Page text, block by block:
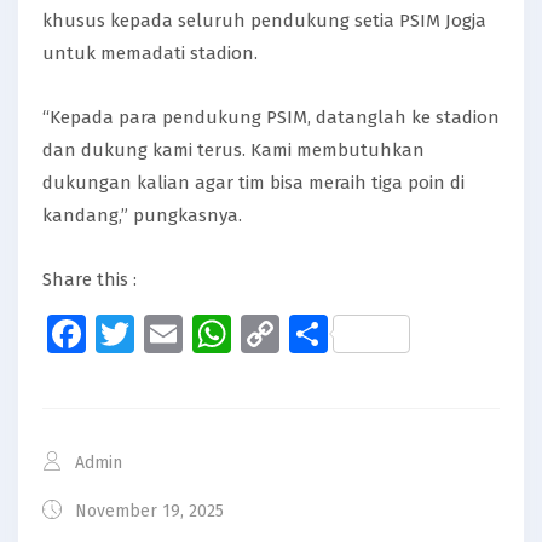
khusus kepada seluruh pendukung setia PSIM Jogja
untuk memadati stadion.
“Kepada para pendukung PSIM, datanglah ke stadion
dan dukung kami terus. Kami membutuhkan
dukungan kalian agar tim bisa meraih tiga poin di
kandang,” pungkasnya.
Share this :
Facebook
Twitter
EmailWhatsApp
CopyShare
Admin
November 19, 2025